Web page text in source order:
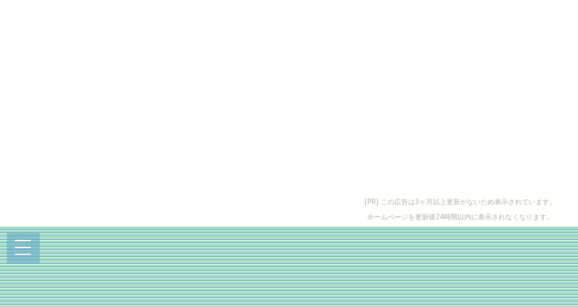
[PR] この広告は3ヶ月以上更新がないため表示されています。
ホームページを更新後24時間以内に表示されなくなります。